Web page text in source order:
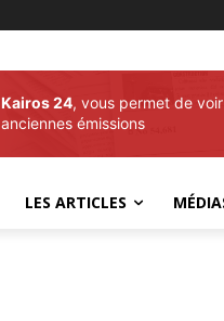
Kairos 24, vous permet de
anciennes émissions
LES ARTICLES